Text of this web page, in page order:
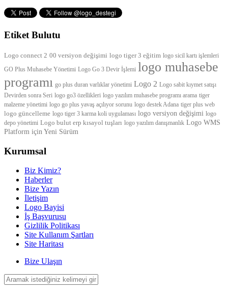
Etiket Bulutu
Logo connect 2 00 versiyon değişimi logo tiger 3 eğitim logo sicil kartı işlemleri
GO Plus Muhasebe Yönetimi Logo Go 3 Devir İşlemi logo muhasebe
programı go plus duran varlıklar yönetimi Logo 2 Logo sabit kıymet satışı
Devirden sonra Seri logo go3 özellikleri logo yazılım muhasebe programı arama tiger
malzeme yönetimi logo go plus yavaş açılıyor sorunu logo destek Adana tiger plus web
logo güncelleme logo tiger 3 karma koli uygulaması logo versiyon değişimi logo
depo yönetimi Logo bulut erp kısayol tuşları logo yazılım danışmanlık Logo WMS
Platform için Yeni Sürüm
Kurumsal
Biz Kimiz?
Haberler
Bize Yazın
İletişim
Logo Bayisi
İş Başvurusu
Gizlilik Politikası
Site Kullanım Şartları
Site Haritası
Bize Ulaşın